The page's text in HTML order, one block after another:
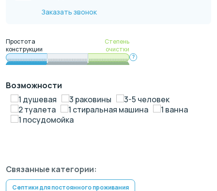
Заказать звонок
Простота
конструкции
Степень
очистки
?
Возможности
1 душевая
3 раковины
3-5 человек
2 туалета
1 стиральная машина
1 ванна
1 посудомойка
Связанные категории:
Септики для постоянного проживания